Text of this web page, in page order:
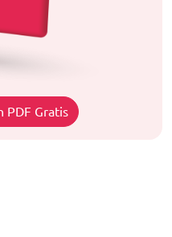
PDF Gratis